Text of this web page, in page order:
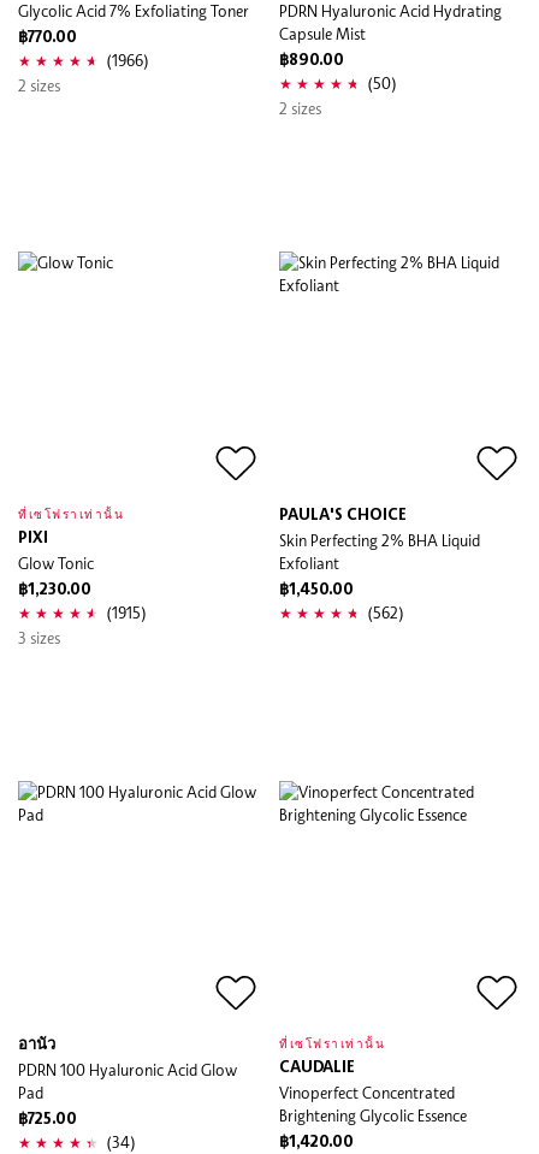
Glycolic Acid 7% Exfoliating Toner
฿770.00
(1966)
2 sizes
PDRN Hyaluronic Acid Hydrating
Capsule Mist
฿890.00
(50)
2 sizes
ที่เซโฟราเท่านั้น
PIXI
Glow Tonic
฿1,230.00
(1915)
3 sizes
PAULA'S CHOICE
Skin Perfecting 2% BHA Liquid
Exfoliant
฿1,450.00
(562)
อานัว
PDRN 100 Hyaluronic Acid Glow
Pad
฿725.00
(34)
ที่เซโฟราเท่านั้น
CAUDALIE
Vinoperfect Concentrated
Brightening Glycolic Essence
฿1,420.00